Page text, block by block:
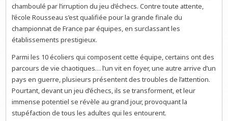
chamboulé par l’irruption du jeu d’échecs. Contre toute attente,
l’école Rousseau s’est qualifiée pour la grande finale du
championnat de France par équipes, en surclassant les
établissements prestigieux.
Parmi les 10 écoliers qui composent cette équipe, certains ont des
parcours de vie chaotiques… l’un vit en foyer, une autre arrive d’un
pays en guerre, plusieurs présentent des troubles de l’attention.
Pourtant, devant un jeu d’échecs, ils se transforment, et leur
immense potentiel se révèle au grand jour, provoquant la
stupéfaction de tous les adultes qui les entourent.